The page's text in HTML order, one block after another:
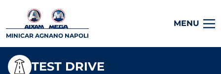
MINICAR AGNANO NAPOLI
MENU
TEST DRIVE